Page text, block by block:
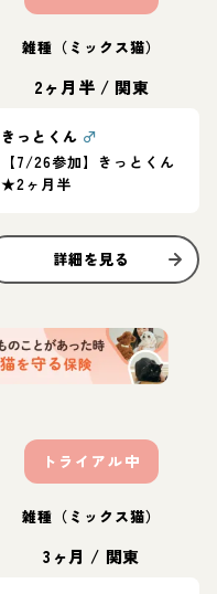
雑種（ミックス猫）
2ヶ月半 / 関東
きっとくん ♂
【7/26参加】きっとくん
★2ヶ月半
詳細を見る
トライアル中
雑種（ミックス猫）
3ヶ月 / 関東